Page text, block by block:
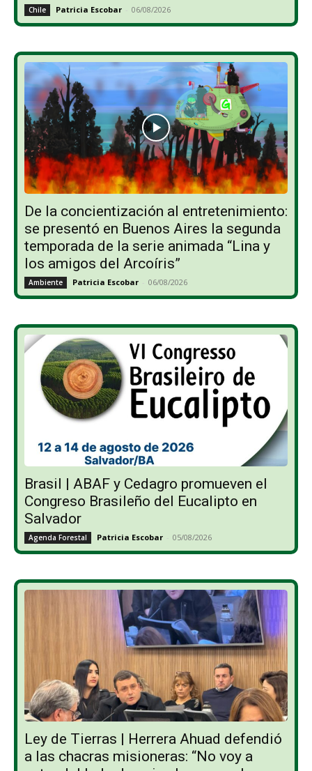
Chile Patricia Escobar - 06/08/2026
De la concientización al entretenimiento:
se presentó en Buenos Aires la segunda
temporada de la serie animada “Lina y
los amigos del Arcoíris”
Ambiente Patricia Escobar - 06/08/2026
Brasil | ABAF y Cedagro promueven el
Congreso Brasileño del Eucalipto en
Salvador
Agenda Forestal Patricia Escobar - 05/08/2026
Ley de Tierras | Herrera Ahuad defendió
a las chacras misioneras: “No voy a